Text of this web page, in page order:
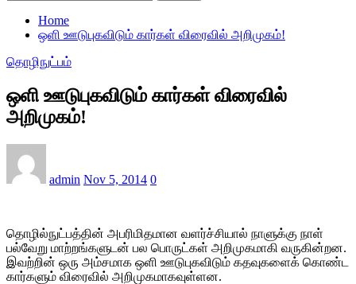
Home
ஒளி ஊடுபுகவிடும் கார்கள் விரைவில் அறிமுகம்!
தொழிநுட்பம்
ஒளி ஊடுபுகவிடும் கார்கள் விரைவில்
அறிமுகம்!
admin Nov 5, 2014 0
தொழில்நுட்பத்தின் அபரிமிதமான வளர்ச்சியால் நாளுக்கு நாள்
பல்வேறு மாற்றங்களுடன் பல பொருட்கள் அறிமுகமாகி வருகின்றன.
இவற்றின் ஒரு அம்சமாக ஒளி ஊடுபுகவிடும் கதவுகளைக் கொண்ட
கார்களும் விரைவில் அறிமுகமாகவுள்ளன.